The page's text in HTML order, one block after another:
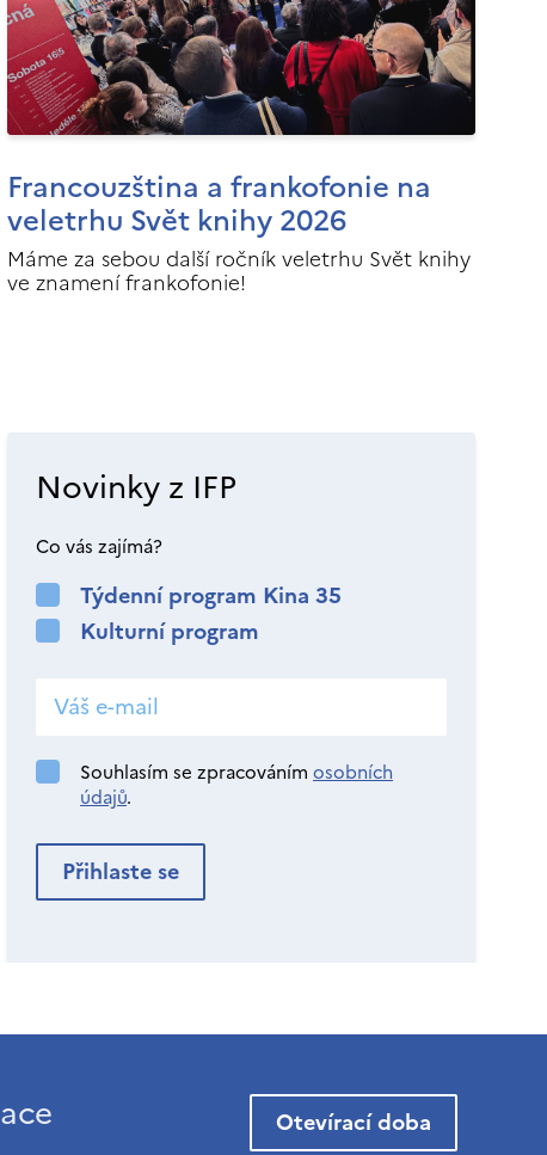
Francouzština a frankofonie na
veletrhu Svět knihy 2026
Máme za sebou další ročník veletrhu Svět knihy
ve znamení frankofonie!
Novinky z IFP
Co vás zajímá?
Týdenní program Kina 35
Kulturní program
Souhlasím se zpracováním osobních
údajů.
Otevírací doba